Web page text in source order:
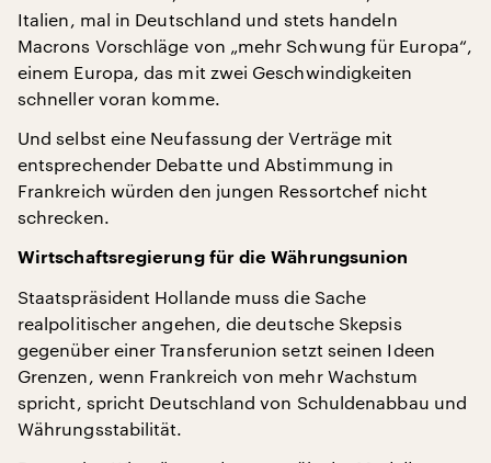
Italien, mal in Deutschland und stets handeln
Macrons Vorschläge von „mehr Schwung für Europa“,
einem Europa, das mit zwei Geschwindigkeiten
schneller voran komme.
Und selbst eine Neufassung der Verträge mit
entsprechender Debatte und Abstimmung in
Frankreich würden den jungen Ressortchef nicht
schrecken.
Wirtschaftsregierung für die Währungsunion
Staatspräsident Hollande muss die Sache
realpolitischer angehen, die deutsche Skepsis
gegenüber einer Transferunion setzt seinen Ideen
Grenzen, wenn Frankreich von mehr Wachstum
spricht, spricht Deutschland von Schuldenabbau und
Währungsstabilität.